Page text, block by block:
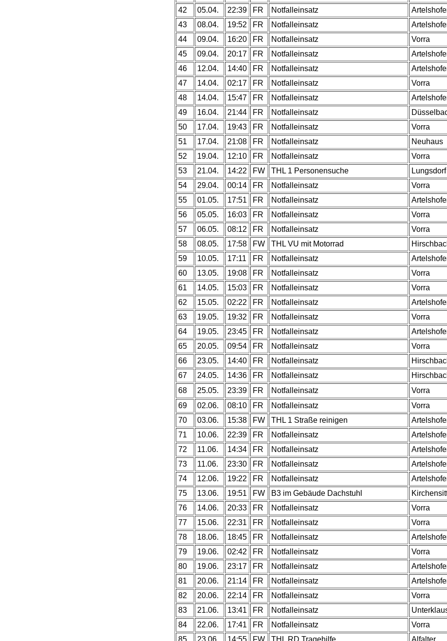
42
05.04. 22:39 FR Notfalleinsatz
43
08.04. 19:52 FR Notfalleinsatz
44
09.04. 16:20 FR Notfalleinsatz
Vorra
45
09.04. 20:17 FR Notfalleinsatz
46
12.04. 14:40 FR Notfalleinsatz
47
14.04. 02:17 FR Notfalleinsatz
Vorra
48
14.04. 15:47 FR Notfalleinsatz
49
16.04. 21:44 FR Notfalleinsatz
50
17.04. 19:43 FR Notfalleinsatz
Vorra
51
17.04. 21:08 FR Notfalleinsatz
Neuhaus
52
19.04. 12:10 FR Notfalleinsatz
Vorra
53
21.04. 14:22 FW THL 1 Personensuche
Lungsdorf
54
29.04. 00:14 FR Notfalleinsatz
Vorra
55
01.05. 17:51 FR Notfalleinsatz
56
05.05. 16:03 FR Notfalleinsatz
Vorra
57
06.05. 08:12 FR Notfalleinsatz
Vorra
58
08.05. 17:58 FW THL VU mit Motorrad
59
10.05. 17:11 FR Notfalleinsatz
60
13.05. 19:08 FR Notfalleinsatz
Vorra
61
14.05. 15:03 FR Notfalleinsatz
Vorra
62
15.05. 02:22 FR Notfalleinsatz
63
19.05. 19:32 FR Notfalleinsatz
Vorra
64
19.05. 23:45 FR Notfalleinsatz
65
20.05. 09:54 FR Notfalleinsatz
Vorra
66
23.05. 14:40 FR Notfalleinsatz
67
24.05. 14:36 FR Notfalleinsatz
68
25.05. 23:39 FR Notfalleinsatz
Vorra
69
02.06. 08:10 FR Notfalleinsatz
Vorra
70
03.06. 15:38 FW THL 1 Straße reinigen
71
10.06. 22:39 FR Notfalleinsatz
72
11.06. 14:34 FR Notfalleinsatz
73
11.06. 23:30 FR Notfalleinsatz
74
12.06. 19:22 FR Notfalleinsatz
75
13.06. 19:51 FW B3 im Gebäude Dachstuhl
76
14.06. 20:33 FR Notfalleinsatz
Vorra
77
15.06. 22:31 FR Notfalleinsatz
Vorra
78
18.06. 18:45 FR Notfalleinsatz
79
19.06. 02:42 FR Notfalleinsatz
Vorra
80
19.06. 23:17 FR Notfalleinsatz
81
20.06. 21:14 FR Notfalleinsatz
82
20.06. 22:14 FR Notfalleinsatz
Vorra
83
21.06. 13:41 FR Notfalleinsatz
84
22.06. 17:41 FR Notfalleinsatz
Vorra
85
23.06. 14:55 FW THL RD Tragehilfe Alfalter